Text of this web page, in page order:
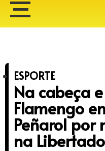
ESPORTE
Na cabeça
Flamengo
Peñarol por
na